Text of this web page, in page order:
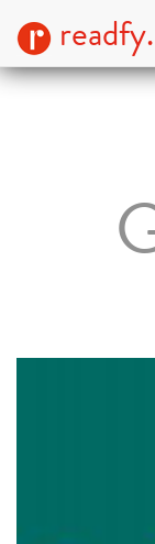
readfy.